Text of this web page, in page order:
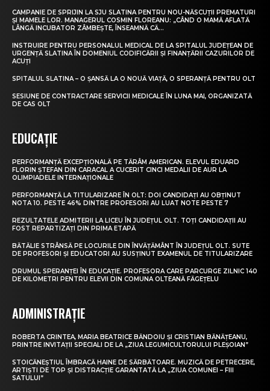
CAMPANIE DE SPRIJIN LA SJU SLATINA PENTRU NOU-NĂSCUȚII PREMATURI
ȘI MAMELE LOR. MANAGERUL COSMIN FLOREANU: „CÂND O MAMĂ AFLATĂ
LÂNGĂ INCUBATOR ZÂMBEȘTE, ÎNSEAMNĂ CĂ...
INSTRUIRE PENTRU PERSONALUL MEDICAL DE LA SPITALUL JUDEȚEAN DE
URGENȚĂ SLATINA ÎN DOMENIUL CODIFICĂRII ȘI FINANȚĂRII CAZURILOR DE
ACUȚI
SPITALUL SLATINA – O ȘANSĂ LA O NOUĂ VIAȚĂ, O SPERANȚĂ PENTRU OLT
SESIUNE DE CONTRACTARE SERVICII MEDICALE ÎN LUNA MAI, ORGANIZATĂ
DE CAS OLT
EDUCAȚIE
PERFORMANȚĂ EXCEPȚIONALĂ PE TĂRÂM AMERICAN. ELEVUL EDUARD
FLORIN ȘTEFAN DIN CARACAL A CUCERIT CINCI MEDALII DE AUR LA
OLIMPIADELE INTERNAȚIONALE
PERFORMANȚĂ LA TITULARIZARE ÎN OLT: DOI CANDIDAȚI AU OBȚINUT
NOTA 10. PESTE 46% DINTRE PROFESORI AU LUAT NOTE PESTE 7
REZULTATELE ADMITERII LA LICEU ÎN JUDEȚUL OLT. TOȚI CANDIDAȚII AU
FOST REPARTIZAȚI DIN PRIMA ETAPĂ
BĂTĂLIE STRÂNSĂ PE LOCURILE DIN ÎNVĂȚĂMÂNT ÎN JUDEȚUL OLT. SUTE
DE PROFESORI ȘI EDUCATORI AU SUSȚINUT EXAMENUL DE TITULARIZARE
DRUMUL SPERANȚEI ÎN EDUCAȚIE. PROFESORA CARE PARCURGE ZILNIC 140
DE KILOMETRI PENTRU ELEVII DIN COMUNA OLTEANĂ FĂGEȚELU
ADMINISTRAȚIE
ROBERTA CRINTEA, MARIA BEATRICE BĂNDOIU ȘI CRISTIAN BĂNĂȚEANU,
PRINTRE INVITAȚII SPECIALI DE LA „ZIUA LEGUMICULTORULUI PLEȘOIAN”
STOICĂNEȘTIUL ÎMBRACĂ HAINE DE SĂRBĂTOARE. MUZICĂ DE PETRECERE,
ARTIȘTI DE TOP ȘI DISTRACȚIE GARANTATĂ LA „ZIUA COMUNEI – FIII
SATULUI”